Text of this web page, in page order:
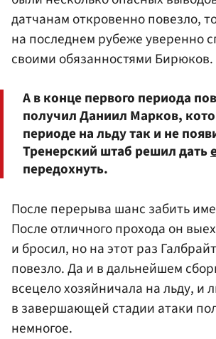
датчанам откровенно повезло,
на последнем рубеже уверенно
своими обязанностями Бирюков.
А в конце первого периода
получил Даниил Марков,
периоде на льду так и не
Тренерский штаб решил дать
передохнуть.
После перерыва шанс забить
После отличного прохода он
и бросил, но на этот раз
повезло. Да и в дальнейшем
всецело хозяйничала на льду, и
в завершающей стадии атаки
немногое.